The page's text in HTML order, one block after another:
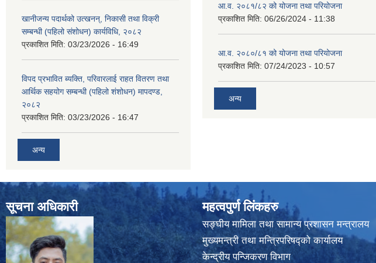
खानीजन्य पदार्थको उत्खनन्, निकासी तथा विक्री
सम्बन्धी (पहिलो संशोधन) कार्यविधि, २०८२
प्रकाशित मिति: 03/23/2026 - 16:49
विपद प्रभावित ब्यक्ति, परिवारलाई राहत वितरण तथा
आर्थिक सहयोग सम्बन्धी (पहिलो शंशोधन) मापदण्ड,
२०८२
प्रकाशित मिति: 03/23/2026 - 16:47
अन्य
आ.व. २०८१/८२ को योजना तथा परियोजना
प्रकाशित मिति: 06/26/2024 - 11:38
आ.व. २०८०/८१ को योजना तथा परियोजना
प्रकाशित मिति: 07/24/2023 - 10:57
अन्य
सूचना अधिकारी महत्वपुर्ण लिंकहरु
सङ्घीय मामिला तथा सामान्य प्रशासन मन्त्रालय
मुख्यमन्त्री तथा मन्त्रिपरिषद्‍को कार्यालय
केन्द्रीय पन्जिकरण विभाग